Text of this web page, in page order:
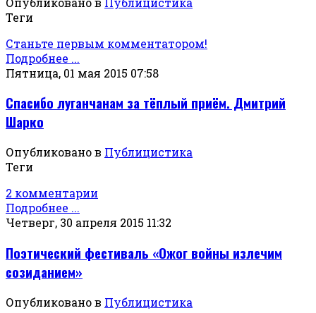
Теги
Станьте первым комментатором!
Подробнее ...
Пятница, 01 мая 2015 07:58
Спасибо луганчанам за тёплый приём. Дмитрий
Шарко
Опубликовано в Публицистика
Теги
2 комментарии
Подробнее ...
Четверг, 30 апреля 2015 11:32
Поэтический фестиваль «Ожог войны излечим
созиданием»
Опубликовано в Публицистика